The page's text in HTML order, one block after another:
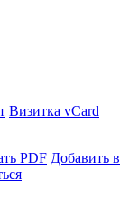
Визитка vCard
PDF Добавить в